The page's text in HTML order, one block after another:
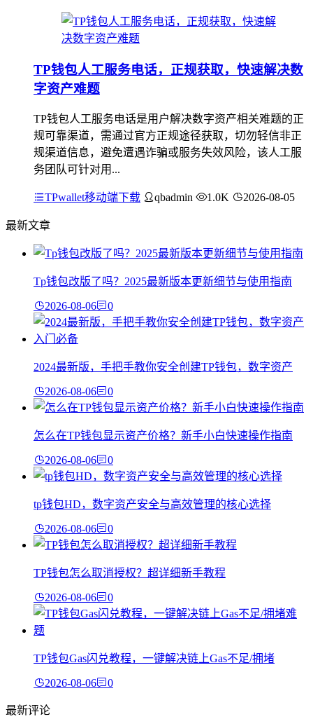
TP钱包人工服务电话，正规获取，快速解决数
字资产难题
TP钱包人工服务电话是用户解决数字资产相关难题的正
规可靠渠道，需通过官方正规途径获取，切勿轻信非正
规渠道信息，避免遭遇诈骗或服务失效风险，该人工服
务团队可针对用...
TPwallet移动端下载 qbadmin 1.0K 2026-08-05
最新文章
Tp钱包改版了吗？2025最新版本更新细节与使用指南
2026-08-06 0
2024最新版，手把手教你安全创建TP钱包，数字资产
2026-08-06 0
怎么在TP钱包显示资产价格？新手小白快速操作指南
2026-08-06 0
tp钱包HD，数字资产安全与高效管理的核心选择
2026-08-06 0
TP钱包怎么取消授权？超详细新手教程
2026-08-06 0
TP钱包Gas闪兑教程，一键解决链上Gas不足/拥堵
2026-08-06 0
最新评论